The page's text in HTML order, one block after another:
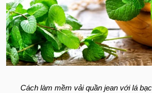
Cách làm mềm vải quần jean với lá